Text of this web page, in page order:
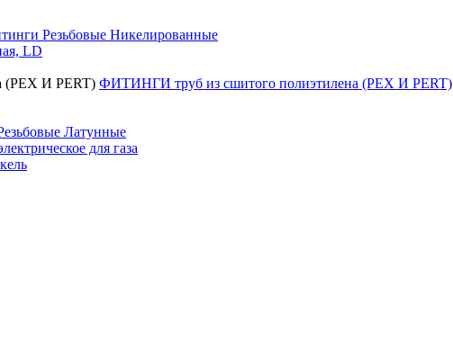
Резьбовые Никелированные
LD
ФИТИНГИ труб из сшитого полиэтилена (PEX И PERT)
Латунные
для газа